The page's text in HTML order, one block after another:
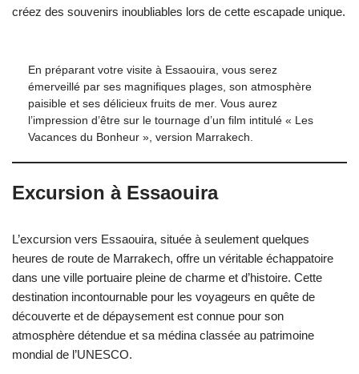
créez des souvenirs inoubliables lors de cette escapade unique.
En préparant votre visite à Essaouira, vous serez
émerveillé par ses magnifiques plages, son atmosphère
paisible et ses délicieux fruits de mer. Vous aurez
l’impression d’être sur le tournage d’un film intitulé « Les
Vacances du Bonheur », version Marrakech.
Excursion à Essaouira
L’excursion vers Essaouira, située à seulement quelques
heures de route de Marrakech, offre un véritable échappatoire
dans une ville portuaire pleine de charme et d’histoire. Cette
destination incontournable pour les voyageurs en quête de
découverte et de dépaysement est connue pour son
atmosphère détendue et sa médina classée au patrimoine
mondial de l’UNESCO.